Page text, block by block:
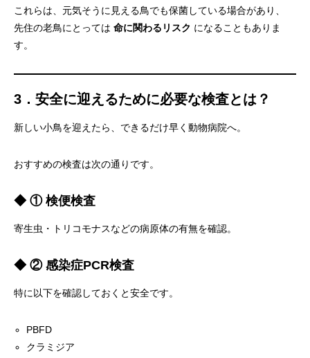
これらは、元気そうに見える鳥でも保菌している場合があり、
先住の老鳥にとっては 命に関わるリスク になることもありま
す。
3．安全に迎えるために必要な検査とは？
新しい小鳥を迎えたら、できるだけ早く動物病院へ。
おすすめの検査は次の通りです。
◆ ① 検便検査
寄生虫・トリコモナスなどの病原体の有無を確認。
◆ ② 感染症PCR検査
特に以下を確認しておくと安全です。
PBFD
クラミジア